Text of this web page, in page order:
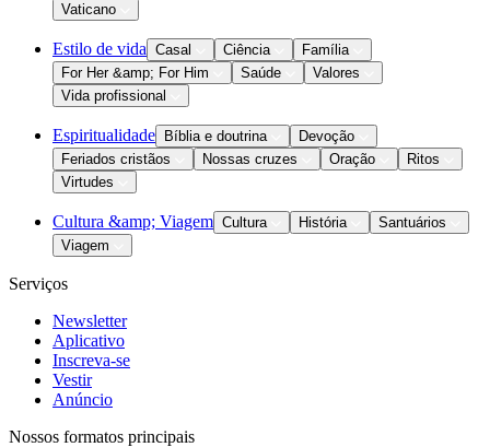
Vaticano
Estilo de vida Casal Ciência
Família
For Her &amp; For Him
Saúde
Valores
Vida profissional
Espiritualidade Bíblia e doutrina
Devoção
Feriados cristãos
Nossas cruzes Oração
Ritos
Virtudes
Cultura &amp; Viagem Cultura História
Santuários
Viagem
Serviços
Newsletter
Aplicativo
Inscreva-se
Vestir
Anúncio
Nossos formatos principais